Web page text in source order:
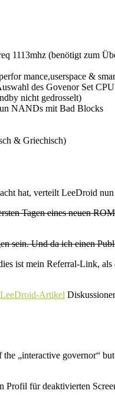
(benötigt zum
mance,userspace &
des Govenor Set
nicht gedrosselt)
NANDs mit Bad Blocks
& Griechisch)
hat, verteilt LeeDroid
Tagen eines neuen
sein. Und da ich einen
ist mein Referral-Link,
LeeDroid-Artikel
„interactive governor“
Profil für deaktivierten